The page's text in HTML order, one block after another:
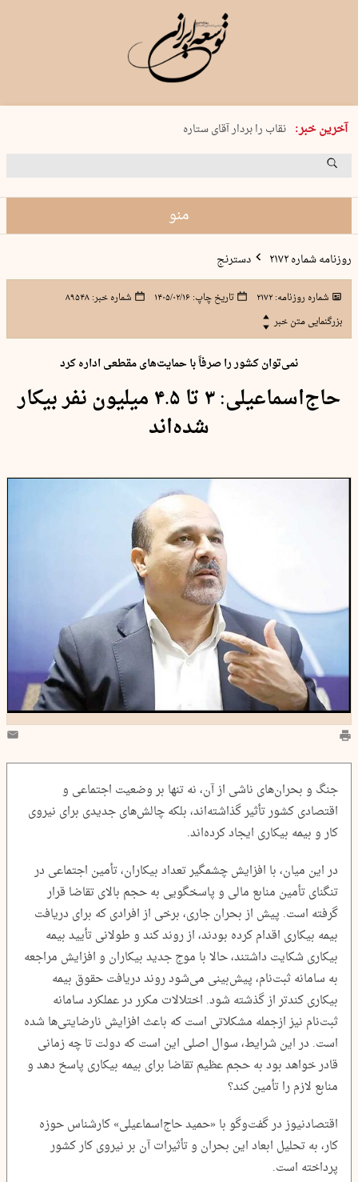
آخرین خبر:
پنجشنبه 15 مرداد 1405 شماره 2243
نقاب را بردار آقای ستاره
کدام فوتبال؟
منو
روزنامه شماره ۲۱۷۲ دسترنج
شماره روزنامه:۲۱۷۲ تاریخ چاپ:۱۴۰۵/۰۲/۱۶ شماره خبر:۸۹۵۴۸
بزرگنمایی متن خبر
نمی‌توان کشور را صرفاً با حمایت‌های مقطعی اداره کرد
حاج‌اسماعیلی: ۳ تا ۴.۵ میلیون نفر بیکار
شده‌اند
جنگ و بحران‌های ناشی از آن، نه تنها بر وضعیت اجتماعی و
اقتصادی کشور تأثیر گذاشته‌اند، بلکه چالش‌های جدیدی برای نیروی
کار و بیمه بیکاری ایجاد کرده‌اند.
در این میان، با افزایش چشمگیر تعداد بیکاران، تأمین اجتماعی در
تنگنای تأمین منابع مالی و پاسخگویی به حجم بالای تقاضا قرار
گرفته است. پیش از بحران جاری، برخی از افرادی که برای دریافت
بیمه بیکاری اقدام کرده بودند، از روند کند و طولانی تأیید بیمه
بیکاری شکایت داشتند، حالا با موج جدید بیکاران و افزایش مراجعه
به سامانه ثبت‌نام، پیش‌بینی می‌شود روند دریافت حقوق بیمه
بیکاری کندتر از گذشته شود. اختلالات مکرر در عملکرد سامانه
ثبت‌نام نیز ازجمله مشکلاتی است که باعث افزایش نارضایتی‌ها شده
است. در این شرایط، سوال اصلی این است که دولت تا چه زمانی
قادر خواهد بود به حجم عظیم تقاضا برای بیمه بیکاری پاسخ دهد و
منابع لازم را تأمین کند؟
اقتصادنیوز در گفت‌وگو با «حمید حاج‌اسماعیلی» کارشناس حوزه
کار، به تحلیل ابعاد این بحران و تأثیرات آن بر نیروی کار کشور
پرداخته است.